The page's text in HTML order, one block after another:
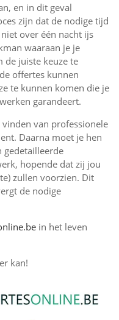
en in dit geval
zijn dat de nodige tijd
over één nacht ijs
waaraan je je
juiste keuze te
offertes kunnen
te kunnen komen die je
garandeert.
van professionele
Daarna moet je hen
gedetailleerde
hopende dat zij jou
zullen voorzien. Dit
de nodige
in het leven
kan!